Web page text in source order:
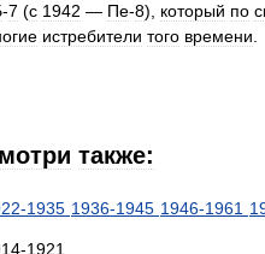
-7 (с 1942 — Пе-8), который по
истребители того времени
также:
-1935 1936-1945 1946-1961
-1921